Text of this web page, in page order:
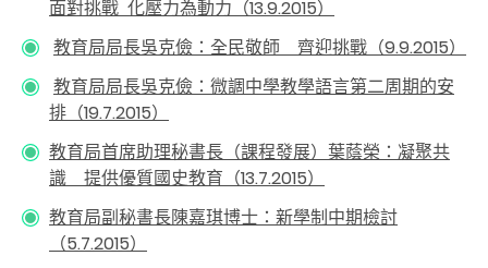
面對挑戰 化壓力為動力（13.9.2015）
教育局局長吳克儉：全民敬師 齊迎挑戰（9.9.2015）
教育局局長吳克儉：微調中學教學語言第二周期的安
排（19.7.2015）
教育局首席助理秘書長（課程發展）葉蔭榮：凝聚共
識 提供優質國史教育（13.7.2015）
教育局副秘書長陳嘉琪博士：新學制中期檢討
（5.7.2015）